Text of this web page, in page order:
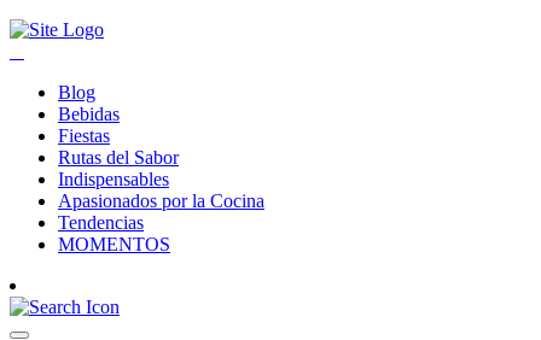
Blog
Bebidas
Fiestas
Rutas del Sabor
Indispensables
Apasionados por la Cocina
Tendencias
MOMENTOS